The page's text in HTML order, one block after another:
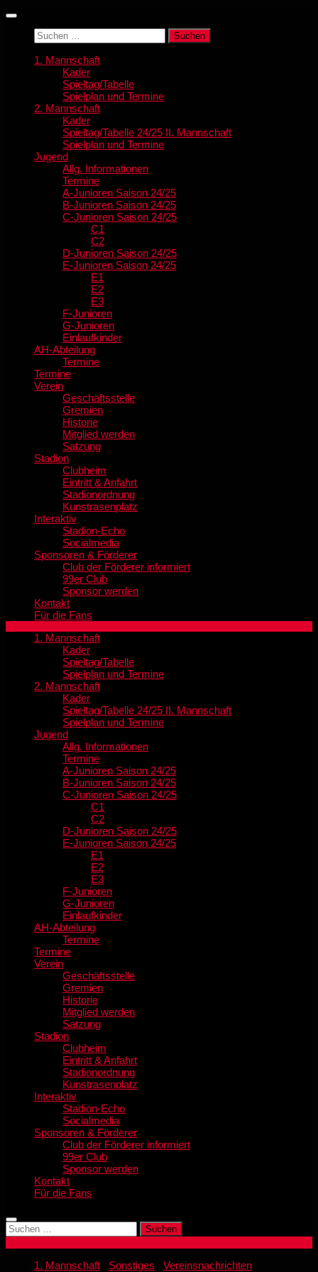
Zum
springenSuchen
nach:
1. Mannschaft
Kader
Spieltag/Tabelle
Spielplan und Termine
2. Mannschaft
Kader
Spieltag/Tabelle 24/25 II. Mannschaft
Spielplan und Termine
Jugend
Allg. Informationen
Termine
A-Junioren Saison 24/25
B-Junioren Saison 24/25
C-Junioren Saison 24/25
C1
C2
D-Junioren Saison 24/25
E-Junioren Saison 24/25
E1
E2
E3
F-Junioren
G-Junioren
Einlaufkinder
AH-Abteilung
Termine
Termine
Verein
Geschäftsstelle
Gremien
Historie
Mitglied werden
Satzung
Stadion
Clubheim
Eintritt & Anfahrt
Stadionordnung
Kunstrasenplatz
Interaktiv
Stadion-Echo
Socialmedia
Sponsoren & Förderer
Club der Förderer informiert
99er Club
Sponsor werden
Kontakt
Für die Fans
1. Mannschaft
Kader
Spieltag/Tabelle
Spielplan und Termine
2. Mannschaft
Kader
Spieltag/Tabelle 24/25 II. Mannschaft
Spielplan und Termine
Jugend
Allg. Informationen
Termine
A-Junioren Saison 24/25
B-Junioren Saison 24/25
C-Junioren Saison 24/25
C1
C2
D-Junioren Saison 24/25
E-Junioren Saison 24/25
E1
E2
E3
F-Junioren
G-Junioren
Einlaufkinder
AH-Abteilung
Termine
Termine
Verein
Geschäftsstelle
Gremien
Historie
Mitglied werden
Satzung
Stadion
Clubheim
Eintritt & Anfahrt
Stadionordnung
Kunstrasenplatz
Interaktiv
Stadion-Echo
Socialmedia
Sponsoren & Förderer
Club der Förderer informiert
99er Club
Sponsor werden
Kontakt
Für die Fans
Suchen
nach:
1. Mannschaft Sonstiges Vereinsnachrichten